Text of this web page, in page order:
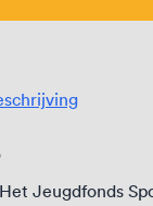
Het Jeugdfonds